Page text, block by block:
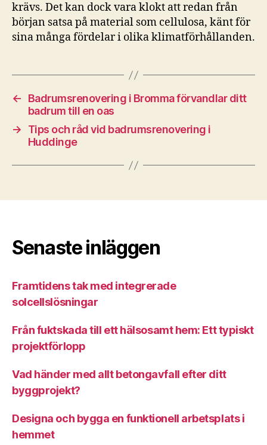
krävs. Det kan dock vara klokt att redan från
början satsa på material som cellulosa, känt för
sina många fördelar i olika klimatförhållanden.
←
Badrumsrenovering i Bromma förvandlar ditt
badrum till en oas
→
Tips och råd vid badrumsrenovering i
Huddinge
Senaste inläggen
Framtidens tak med integrerade
solcellslösningar
Från fuktskada till ett hälsosamt hem: Ett typiskt
projektförlopp
Vad händer med allt betongavfall efter ditt
byggprojekt?
Designa och bygga en funktionell arbetsplats i
hemmet